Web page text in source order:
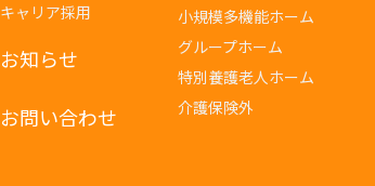
キャリア採用
お知らせ
お問い合わせ
小規模多機能ホーム
グループホーム
特別養護老人ホーム
介護保険外